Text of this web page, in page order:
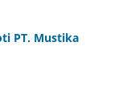
PT. Mustika